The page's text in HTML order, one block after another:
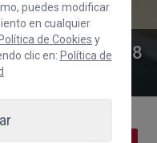
de 1.538
puedes modificar
en cualquier
Política de Cookies y
clic en: Política de